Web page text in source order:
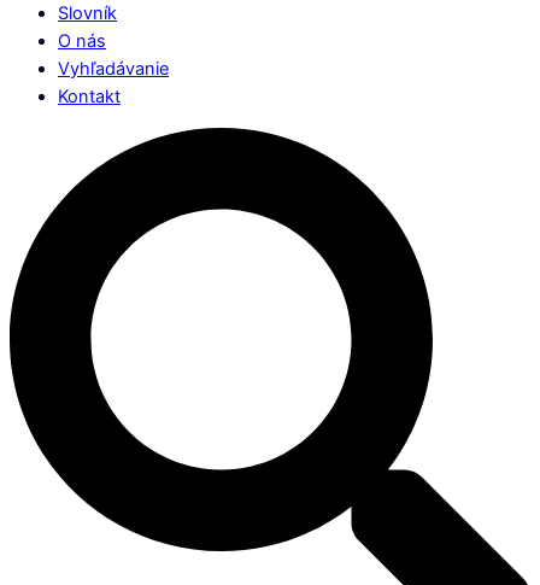
Slovník
O nás
Vyhľadávanie
Kontakt